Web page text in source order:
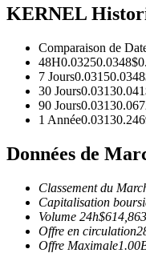
Futures USDC
KERNEL
Comparaison de
48H0.03250.0348$
7 Jours0.03150.0348
30 Jours0.03130.041
90 Jours0.0313
1 Année0.0313
Données de
Classement du
Capitalisation
Volume 24h$
Offre en circulation
Offre Maximale